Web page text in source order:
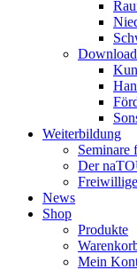
Weiterbildung
Seminare
Der
News
Shop
Produkte
Mein